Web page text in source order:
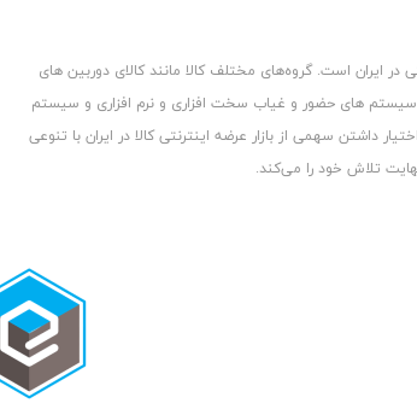
ایران است. گروه‏‏‌های مختلف کالا مانند کالای دوربین های
سیستم های حضور و غیاب سخت افزاری و نرم افزاری و سیستم
داشتن سهمی از بازار عرضه اینترنتی کالا در ایران با تنوعی
تلاش خود را می‌‏‏کند.